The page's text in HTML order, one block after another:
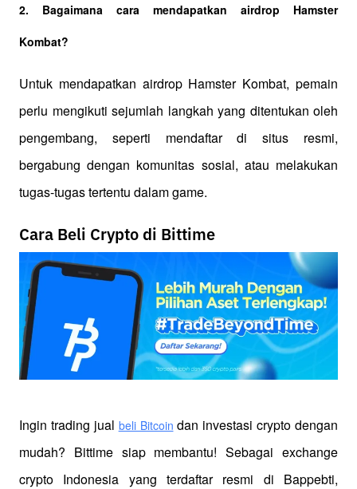
2. Bagaimana cara mendapatkan airdrop Hamster
Kombat?
Untuk mendapatkan airdrop Hamster Kombat, pemain
perlu mengikuti sejumlah langkah yang ditentukan oleh
pengembang, seperti mendaftar di situs resmi,
bergabung dengan komunitas sosial, atau melakukan
tugas-tugas tertentu dalam game.
Cara Beli Crypto di Bittime
Ingin trading jual beli Bitcoin dan investasi crypto dengan
mudah? Bittime siap membantu! Sebagai exchange
crypto Indonesia yang terdaftar resmi di Bappebti,